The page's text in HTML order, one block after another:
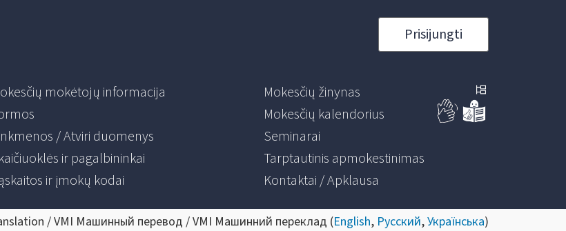
Prisijungti
mokėtojų informacija
/ Atviri duomenys
ir pagalbininkai
ir įmokų kodai
Mokesčių žinynas
Mokesčių kalendorius
Seminarai
Tarptautinis apmokestinimas
Kontaktai / Apklausa
/ VMI Машинный перевод / VMI Машинний переклад (English, Русский,Українська)